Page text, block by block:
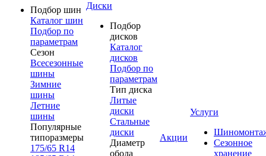
Подбор шин
Каталог шин
Подбор по
параметрам
Сезон
Всесезонные
шины
Зимние
шины
Летние
шины
Популярные
типоразмеры
175/65 R14
Диски
Подбор
дисков
Каталог
дисков
Подбор по
параметрам
Тип диска
Литые
диски
Стальные
диски
Диаметр
обода
Акции
Услуги
Сезонное
хранение